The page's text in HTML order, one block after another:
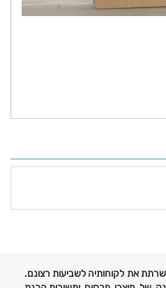
כבר מעל 35 שנה משרתת את לקוחותיה לשביעות רצונם.